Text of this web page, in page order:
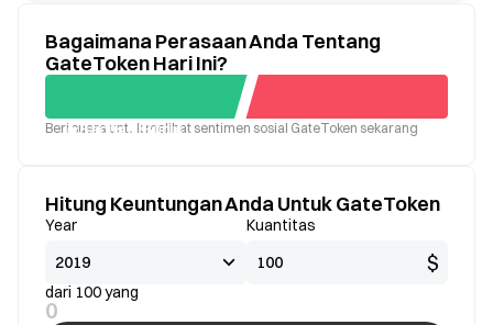
Bagaimana Perasaan Anda Tentang
GateToken Hari Ini?
Bagus Buruk
Beri suara untuk melihat sentimen sosial GateToken sekarang
Hitung Keuntungan Anda Untuk GateToken
Year Kuantitas
$
dari 100 yang
0